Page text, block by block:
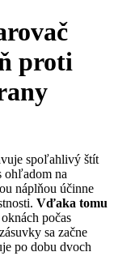
proti
spoľahlivý štít
ohľadom na
náplňou účinne
Vďaka tomu
počas
sa začne
po dobu dvoch